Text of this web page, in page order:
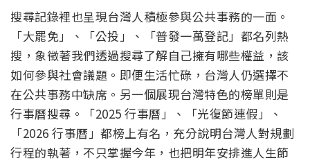
搜尋記錄裡也呈現台灣人積極參與公共事務的一面。
「大罷免」、「公投」、「普發一萬登記」都名列熱
搜，象徵著我們透過搜尋了解自己擁有哪些權益，該
如何參與社會議題。即便生活忙碌，台灣人仍選擇不
在公共事務中缺席。另一個展現台灣特色的榜單則是
行事曆搜尋。「2025 行事曆」、「光復節連假」、
「2026 行事曆」都榜上有名，充分說明台灣人對規劃
行程的執著，不只掌握今年，也把明年安排進人生節